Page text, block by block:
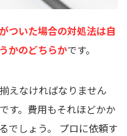
ついた場合の対処法は自
かのどちらかです。
えなければなりません
す。費用もそれほどかか
でしょう。 プロに依頼す